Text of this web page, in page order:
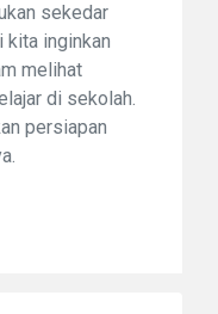
sekedar
kita inginkan
melihat
di sekolah.
persiapan